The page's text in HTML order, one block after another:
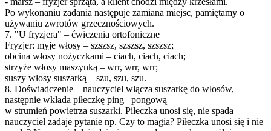
Po wykonaniu zadania następuje zamiana miejsc, pamiętamy o
używaniu zwrotów grzecznościowych.
7. "U fryzjera" – ćwiczenia ortofoniczne
Fryzjer: myje włosy – szszsz, szszsz, szszsz;
obcina włosy nożyczkami – ciach, ciach, ciach;
strzyże włosy maszynką – wrr, wrr, wrr;
suszy włosy suszarką – szu, szu, szu.
8. Doświadczenie – nauczyciel włącza suszarkę do włosów,
następnie wkłada piłeczkę ping –pongową
w strumień powietrza suszarki. Piłeczka unosi się, nie spada
nauczyciel zadaje pytanie np. Czy to magia? Piłeczka unosi się i nie